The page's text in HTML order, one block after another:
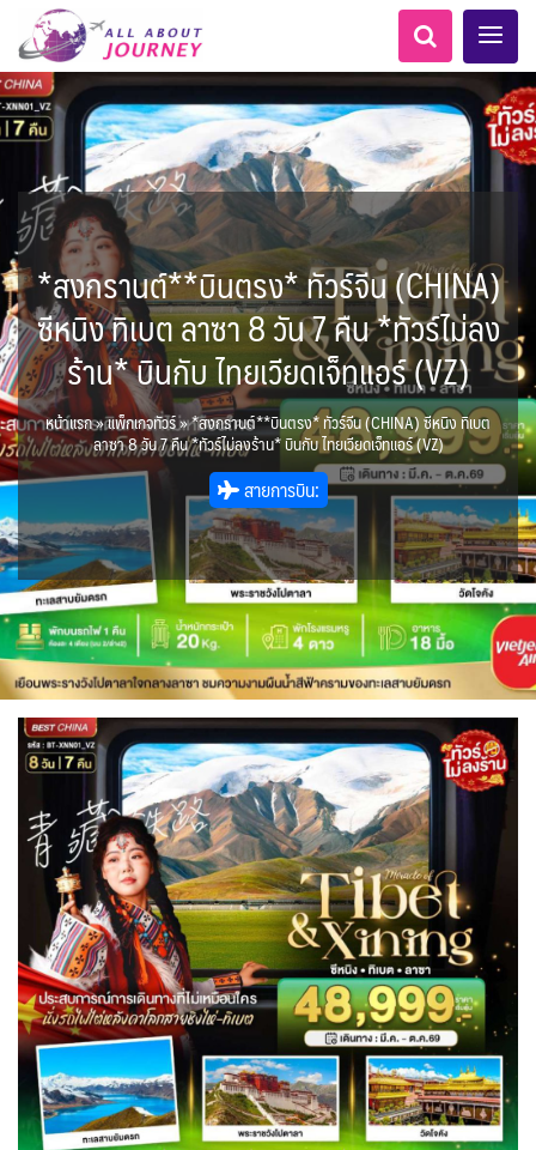
เอเชียกลาง 6 LKA ศรีลังกา 0
AFG อัฟกานิสถาน
LKA ศรีลังกา + BGD บังคลา
ศ
0
BTN ภูฏาน 2
BRN บรูไน 0
KHM กัมพูชา 0 จีน 283
HKG ฮ่องกง - มาเก๊า 10 IND อินเดีย 21
IDN อินโดนีเซีย IRN อิหร่าน 0
IRQ อิรัก 0 ISR อิสราเอล 0
JPN ญี่ปุ่น 70 JOR จอร์แดน 4
KAZ คาซัคสถาน 19 KORS เกาหลีใต้
KGZ คีร์กีซสถาน 4 LAO ลาว 0
LBN เลบานอน 0 MYS มาเลเซีย 0
MDV มัลดีฟส์ 0 MNG มองโกเลีย 2
MMR เมียนมาร์ NPL เนปาล 0
OMN โอมาน 0 PAK ปากีสถาน
PHL ฟิลิปปินส์ 1 SAU ซาอุดิอาระเบีย
SGP สิงคโปร์ 4
SYR ซีเรีย 0 TWN ไต้หวัน 10
TJK ทาจิกิสถาน 1 TKM เติร์กเมนิสถาน 1
ARE ดูไบ, UAE 0 UZB อุซเบกิสถาน 4
ตะวันออกกลาง 0 YEM เยเมน 0
VNM เวียดนาม 35
จอร์แดน - อียิปต์ 4
แอลเบเนีย - Albania 0 Balkan บอลข่าน 1
สวิตเซอร์แลนด์ เยอรมนี
ฝรั่งเศส
1
MNE มอนเตเนโกร 1 ล่าแสงเหนือ-ใต้ 11
Baltic บอลติก 4 ยุโรปตะวันออก 12
ยุโรปราคาถูก 1
ออสเตรีย - Austria 3 AZE อาเซอร์ไบจาน 2
BIH บอสเนีย & เฮอร์เซโกวีนา
1
BLR เบลารุส 0
BEL เบลเยี่ยม 0
HRV โครเอเชีย 3 CYP ไซปรัส 0
CZE เช็ก 0
DNK เดนมาร์ก 2 FIN ฟินแลนด์ 3
FRA ฝรั่งเศส 1 FRO หมู่เกาะแฟโร 2
GEO จอร์เจีย 10
DEU เยอรมนี 3 GRL กรีนแลนด์
GRC กรีซ 1
ISL ไอซ์แลนด์ 4 ITA อิตาลี 9
MLT มอลต้า 1 MDA มอลโดวา 0
NLD เนเธอร์แลนด์ 0 NOR นอร์เวย์ 3
POL โปแลนด์ 3 PRT โปรตุเกส 3
RUS รัสเซีย 3 สแกนดิเนเวีย 7
ESP สเปน 4
SVN สโลวิเนีย 2 CHE สวิตเซอร์แลนด์ 8
TUR ตุรเคีย 13 UK อังกฤษ+สหราชอาณาจักร
อเมริกาใต้ 8 อเมริกากลาง 1
ARG อาร์เจนตินา 3
CAN แคนาดา 3 CUB คิวบา 0
CHL ชิลี 3
ECU เอกวาดอร์ 0 PER เปรู 2
USA สหรัฐอเมริกา บราซิล เปรู 3
อเมริกา แคนาดา 1
ทัวร์ ล่องเรือสำราญยุโรป 5 ทัวร์ ล่องเรือสำราญอลาสก้า
1
ทัวร์ ล่องเรือสำราญอเมริกา
1
ทัวร์ ล่องเรือสำราญเอเชีย 0
ทัวร์ ล่องเรือสำราญประเท
ศอื่นๆ
4
ไมโครนีเซีย - Micronesia 1 ขั้วโลกใต้ 2
ขั้วโลกเหนือ 2 นิวซีแลนด์ - New Zealand
เกาะโบราโบร่า - Bora Bora
0
ตูนีเซีย - Tunisia 1
แอฟริกาใต้ - South Africa
โมร็อคโค - Morocco 6 แทนซาเนีย - Tanzania 2
เคนย่า - Kenya นามิเบีย - Namibia 1
แอลจีเรีย - Algeria 0
ออสเตรเลีย - Australia 18 ทัวร์ อันซีน ประเทศแปลก 31
ลิเบีย - Libya 1 บราซิล - Brazil 0
เอธิโอเปีย - Ethiopia 0 อียิปต์ - Egypt 11
ล่องเรือดินเนอร์ วันวาเลนไทน์
22
ล่องเรือดินเนอร์วันลอยกระทง
21
ล่องเรือดินเนอร์วันปีใหม่ 22 เรือรอบกลางวัน กทม. 2
ล่องเรือดินเนอร์แม่น้ำ
าพระยา
34
ล่องเรือโปรแกรมอยุธยา 9
ล่องเรือ รอบ Sunset 14
ล่องเรือเหมาลำ / เหมาชั้น /
อยอร์ช / Speed Boat ส่วนตัวทั่ว
ะเทศ
255
เรือยอร์ช / Speed Boat ฯลฯ
บ Join ทั่วประเทศ
72
ตั๋วสวนสนุก 0 บุฟเฟต์โรงแรม/ร้านอาหาร
บุฟเฟต์ใบหยก 7 ไทยบัสฟู้ดทัวร์ 1
ตั๋วเรือ Hop-on Hop-off 0
โปรแกรมทัวร์ทั่วไทย 0 แต่งชุดไทยถ่ายรูปวัดอรุณฯ
1
พิเศษ! ล่องเรือเทศกาลชมพลุ
ยา
1
ห้องพักราคาพิเศษ
ข่าวที่น่าสนใจ
ความรู้ทั่วไป
สถานที่ท่องเที่ยว
*สงกรานต์**บินตรง* ทัวร์จีน (CHINA)
ซีหนิง ทิเบต ลาซา 8 วัน 7 คืน *ทัวร์ไม่ลง
ร้าน* บินกับ ไทยเวียดเจ็ทแอร์ (VZ)
หน้าแรก»แพ็กเกจทัวร์»*สงกรานต์**บินตรง* ทัวร์จีน (CHINA) ซีหนิง ทิเบต
ลาซา 8 วัน 7 คืน *ทัวร์ไม่ลงร้าน* บินกับ ไทยเวียดเจ็ทแอร์ (VZ)
สายการบิน: